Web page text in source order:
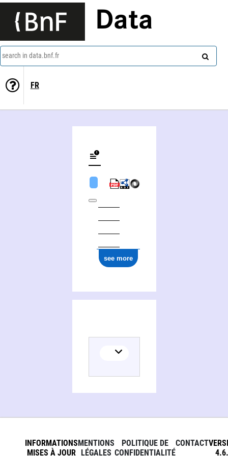
Data
search in data.bnf.fr
FR
see more
INFORMATIONS
MISES À JOUR
MENTIONS
LÉGALES
POLITIQUE DE
CONFIDENTIALITÉ
CONTACT